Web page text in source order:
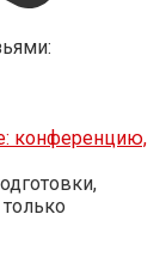
конференцию,